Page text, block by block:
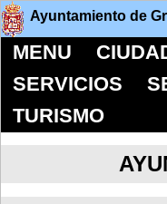
Ayuntamiento de
MENU
SERVICIOS
TURISMO